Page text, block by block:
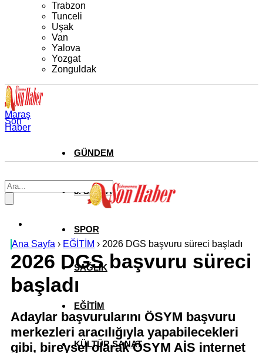
Trabzon
Tunceli
Uşak
Van
Yalova
Yozgat
Zonguldak
Maraş
Son
Haber
GÜNDEM
3. SAYFA
SPOR
SAĞLIK
EĞİTİM
KÜLTÜR SANAT
Ana Sayfa › EĞİTİM › 2026 DGS başvuru süreci başladı
2026 DGS başvuru süreci
başladı
Adaylar başvurularını ÖSYM başvuru
merkezleri aracılığıyla yapabilecekleri
gibi, bireysel olarak ÖSYM AİS internet